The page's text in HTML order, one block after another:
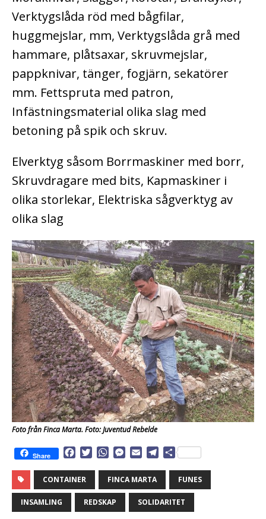
Verktygslåda röd med bågfilar,
huggmejslar, mm, Verktygslåda grå med
hammare, plåtsaxar, skruvmejslar,
pappknivar, tänger, fogjärn, sekatörer
mm. Fettspruta med patron,
Infästningsmaterial olika slag med
betoning på spik och skruv.
Elverktyg såsom Borrmaskiner med borr,
Skruvdragare med bits, Kapmaskiner i
olika storlekar, Elektriska sågverktyg av
olika slag
Foto från Finca Marta. Foto: Juventud Rebelde
Share
c
e
o
t
t
e
W
a
t
s
A
M
s
s
n
a
i
l
e
g
r
D
a
CONTAINER FINCA MARTA FUNES
INSAMLING REDSKAP SOLIDARITET